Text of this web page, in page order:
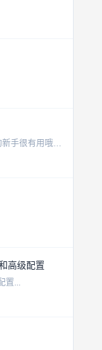
这是配置J2EE的安装的命令，对刚学习J2EE的新手很有用哦。...
高级配置
置...